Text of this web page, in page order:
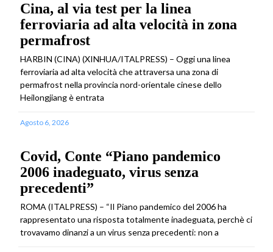
Cina, al via test per la linea
ferroviaria ad alta velocità in zona
permafrost
HARBIN (CINA) (XINHUA/ITALPRESS) – Oggi una linea
ferroviaria ad alta velocità che attraversa una zona di
permafrost nella provincia nord-orientale cinese dello
Heilongjiang è entrata
Agosto 6, 2026
Covid, Conte “Piano pandemico
2006 inadeguato, virus senza
precedenti”
ROMA (ITALPRESS) – “Il Piano pandemico del 2006 ha
rappresentato una risposta totalmente inadeguata, perchè ci
trovavamo dinanzi a un virus senza precedenti: non a